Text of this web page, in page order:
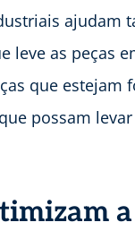
ajudam
leve as peças
que estejam
possam